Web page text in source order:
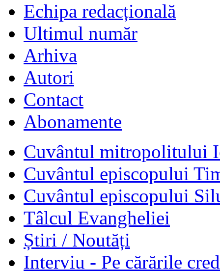
Echipa redacțională
Ultimul număr
Arhiva
Autori
Contact
Abonamente
Cuvântul mitropolitului
Cuvântul episcopului
Cuvântul episcopului
Tâlcul Evangheliei
Știri / Noutăți
Interviu - Pe cărările